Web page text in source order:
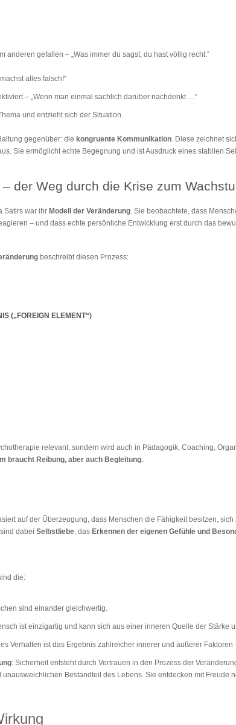
anderen gefallen – „Was immer du sagst, du hast völlig recht.“
alles falsch!“
– „Wenn man einmal sachlich darüber nachdenkt …“
und entzieht sich der Situation.
gegenüber: die kongruente Kommunikation. Diese zeichnet
Sie ermöglicht echte Begegnung und ist Ausdruck eines stabilen
der Weg durch die Krise zum
Satirs war ihr Modell der Veränderung. Sie beobachtete, dass
– und dass echte persönliche Entwicklung erst durch das
beschreibt diesen Prozess:
(„FOREIGN ELEMENT“)
relevant, sondern wird auch in Pädagogik, Coaching,
braucht Reibung, aber auch Begleitung.
auf der Überzeugung, dass Menschen die Fähigkeit besitzen,
dabeiSelbstliebe, das Erkennen der eigenen Gefühle und
die:
sind einander gleichwertig.
ist einzigartig und kann sich aus einer inneren Quelle der Stärke
Verhalten ist das Ergebnis zahlreicher innerer und äußerer
: Sicherheit entsteht durch Vertrauen in den Prozess der
Bestandteil des Lebens. Sie entdecken mit Freude